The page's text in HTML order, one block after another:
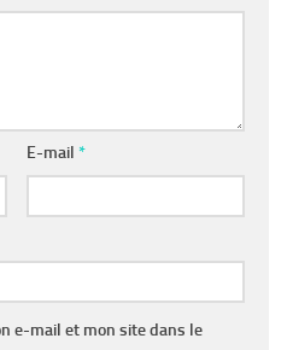
E-mail *
e-mail et mon site dans le